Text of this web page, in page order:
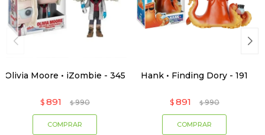
Olivia Moore • iZombie - 345
$ 891 $ 990
Hank • Finding Dory - 191
$ 891 $ 990